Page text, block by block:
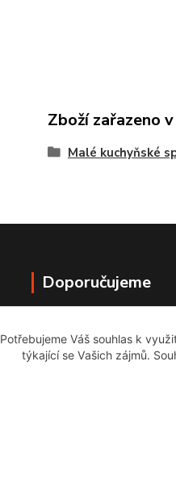
Zboží zařazeno
Malé kuchyňské
Doporučujeme
Potřebujeme Váš souhlas k
týkající se Vašich zájmů.